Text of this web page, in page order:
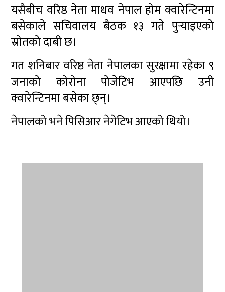
यसैबीच वरिष्ठ नेता माधव नेपाल होम क्वारेन्टिनमा
बसेकाले सचिवालय बैठक १३ गते पुर्‍याइएको
स्रोतको दाबी छ।
गत शनिबार वरिष्ठ नेता नेपालका सुरक्षामा रहेका ९
जनाको कोरोना पोजेटिभ आएपछि उनी
क्वारेन्टिनमा बसेका छ्न्।
नेपालको भने पिसिआर नेगेटिभ आएको थियो।